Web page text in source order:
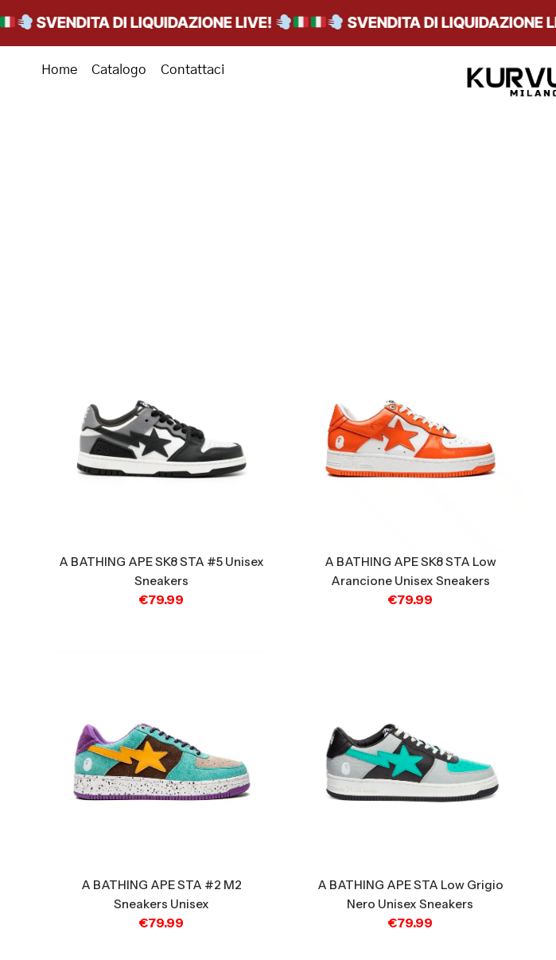
SVENDITA DI LIQUIDAZIONE LIVE! SVENDITA DI LIQUIDAZIONE LIVE!
Home Catalogo Contattaci
A BATHING APE SK8 STA #5 Unisex
Sneakers
€79.99
A BATHING APE SK8 STA Low
Arancione Unisex Sneakers
€79.99
A BATHING APE STA #2 M2
Sneakers Unisex
€79.99
A BATHING APE STA Low Grigio
Nero Unisex Sneakers
€79.99